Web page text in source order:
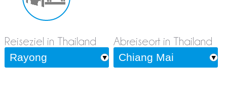
Reiseziel in Thailand Abreiseort in Thailand